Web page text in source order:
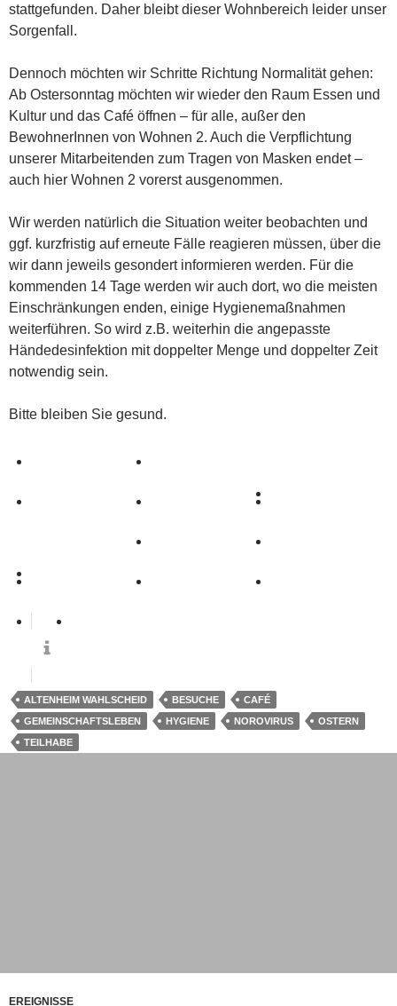
stattgefunden. Daher bleibt dieser Wohnbereich leider unser
Sorgenfall.
Dennoch möchten wir Schritte Richtung Normalität gehen:
Ab Ostersonntag möchten wir wieder den Raum Essen und
Kultur und das Café öffnen – für alle, außer den
BewohnerInnen von Wohnen 2. Auch die Verpflichtung
unserer Mitarbeitenden zum Tragen von Masken endet –
auch hier Wohnen 2 vorerst ausgenommen.
Wir werden natürlich die Situation weiter beobachten und
ggf. kurzfristig auf erneute Fälle reagieren müssen, über die
wir dann jeweils gesondert informieren werden. Für die
kommenden 14 Tage werden wir auch dort, wo die meisten
Einschränkungen enden, einige Hygienemaßnahmen
weiterführen. So wird z.B. weiterhin die angepasste
Händedesinfektion mit doppelter Menge und doppelter Zeit
notwendig sein.
Bitte bleiben Sie gesund.
ALTENHEIM WAHLSCHEID BESUCHE
CAFÉ
GEMEINSCHAFTSLEBEN
HYGIENE NOROVIRUS
OSTERN
TEILHABE
EREIGNISSE